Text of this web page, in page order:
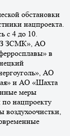
обстановки
нацпроекта.
с 4 до 10.
ЗСМК», АО
в
АО
и АО «Шахта
меры
нацпроекту